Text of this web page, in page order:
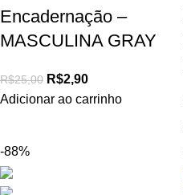
Encadernação –
MASCULINA GRAY
R$25,00 R$2,90
Adicionar ao carrinho
-88%